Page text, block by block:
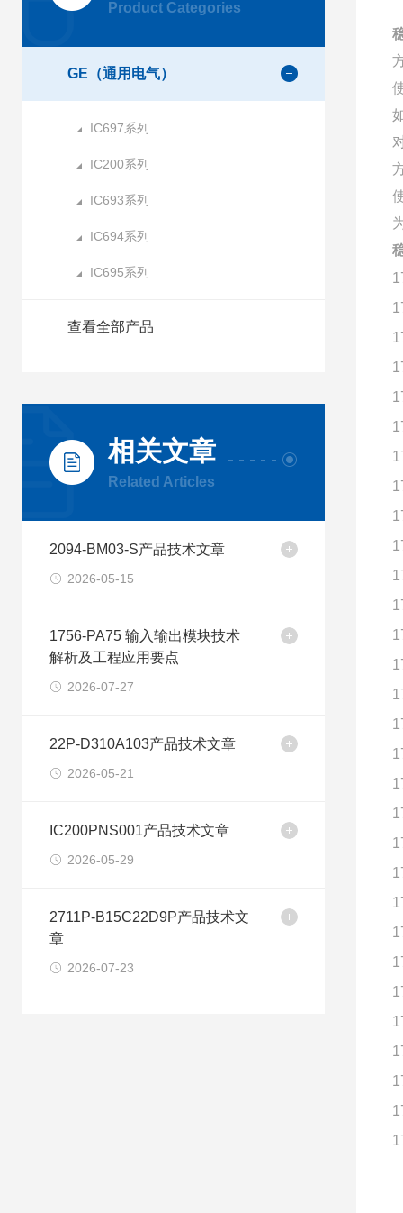
Product Categories
GE（通用电气）
IC697系列
IC200系列
IC693系列
IC694系列
IC695系列
查看全部产品
相关文章
Related Articles
2094-BM03-S产品技术文章
2026-05-15
1756-PA75 输入输出模块技术
解析及工程应用要点
2026-07-27
22P-D310A103产品技术文章
2026-05-21
IC200PNS001产品技术文章
2026-05-29
2711P-B15C22D9P产品技术文
章
2026-07-23